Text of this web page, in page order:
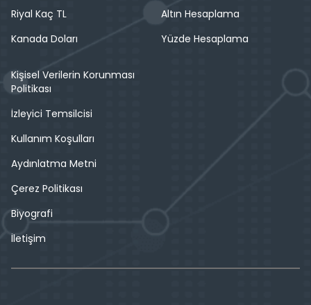
Riyal Kaç TL
Kanada Doları
Altın Hesaplama
Yüzde Hesaplama
Kişisel Verilerin Korunması
Politikası
İzleyici Temsilcisi
Kullanım Koşulları
Aydınlatma Metni
Çerez Politikası
Biyografi
İletişim